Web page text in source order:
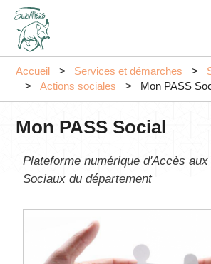
Accueil Services et démarches
Actions sociales
Mon PASS
Mon PASS Social
Plateforme numérique d'Accès
Sociaux du département